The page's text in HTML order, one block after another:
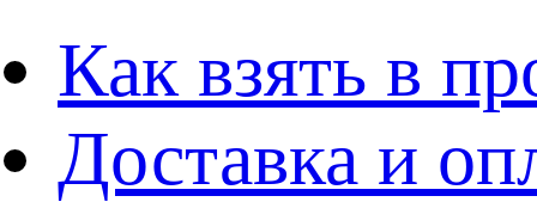
Как взять в
Доставка и